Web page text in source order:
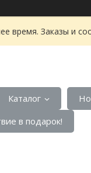
время. Заказы и
Каталог
в подарок!